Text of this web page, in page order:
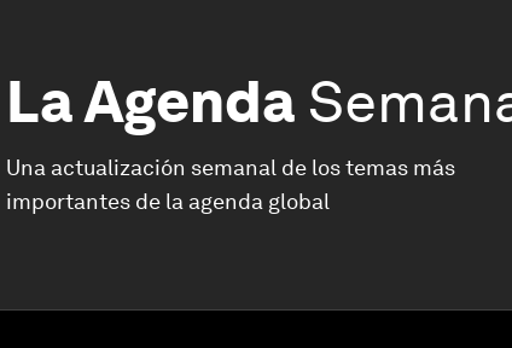
La Agenda
Una actualización semanal de los temas más
importantes de la agenda global